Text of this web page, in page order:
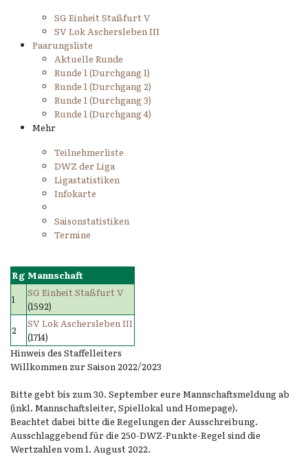
SG Einheit Staßfurt V
SV Lok Aschersleben III
Paarungsliste
Aktuelle Runde
Runde 1 (Durchgang 1)
Runde 1 (Durchgang 2)
Runde 1 (Durchgang 3)
Runde 1 (Durchgang 4)
Mehr
Teilnehmerliste
DWZ der Liga
Ligastatistiken
Infokarte
Saisonstatistiken
Termine
Rg Mannschaft
1
SG Einheit Staßfurt V
(1592)
2
SV Lok Aschersleben III
(1714)
Hinweis des Staffelleiters
Willkommen zur Saison 2022/2023
Bitte gebt bis zum 30. September eure Mannschaftsmeldung ab
(inkl. Mannschaftsleiter, Spiellokal und Homepage).
Beachtet dabei bitte die Regelungen der Ausschreibung.
Ausschlaggebend für die 250-DWZ-Punkte-Regel sind die
Wertzahlen vom 1. August 2022.